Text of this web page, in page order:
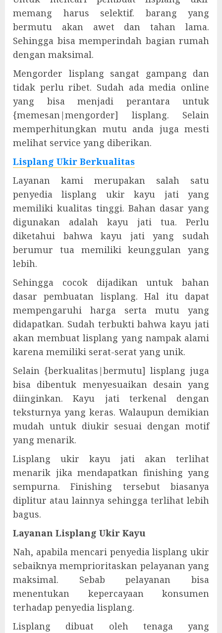
memang harus selektif. barang yang
bermutu akan awet dan tahan lama.
Sehingga bisa memperindah bagian rumah
dengan maksimal.
Mengorder lisplang sangat gampang dan
tidak perlu ribet. Sudah ada media online
yang bisa menjadi perantara untuk
{memesan|mengorder] lisplang. Selain
memperhitungkan mutu anda juga mesti
melihat service yang diberikan.
Lisplang Ukir Berkualitas
Layanan kami merupakan salah satu
penyedia lisplang ukir kayu jati yang
memiliki kualitas tinggi. Bahan dasar yang
digunakan adalah kayu jati tua. Perlu
diketahui bahwa kayu jati yang sudah
berumur tua memiliki keunggulan yang
lebih.
Sehingga cocok dijadikan untuk bahan
dasar pembuatan lisplang. Hal itu dapat
mempengaruhi harga serta mutu yang
didapatkan. Sudah terbukti bahwa kayu jati
akan membuat lisplang yang nampak alami
karena memiliki serat-serat yang unik.
Selain {berkualitas|bermutu] lisplang juga
bisa dibentuk menyesuaikan desain yang
diinginkan. Kayu jati terkenal dengan
teksturnya yang keras. Walaupun demikian
mudah untuk diukir sesuai dengan motif
yang menarik.
Lisplang ukir kayu jati akan terlihat
menarik jika mendapatkan finishing yang
sempurna. Finishing tersebut biasanya
diplitur atau lainnya sehingga terlihat lebih
bagus.
Layanan Lisplang Ukir Kayu
Nah, apabila mencari penyedia lisplang ukir
sebaiknya memprioritaskan pelayanan yang
maksimal. Sebab pelayanan bisa
menentukan kepercayaan konsumen
terhadap penyedia lisplang.
Lisplang dibuat oleh tenaga yang